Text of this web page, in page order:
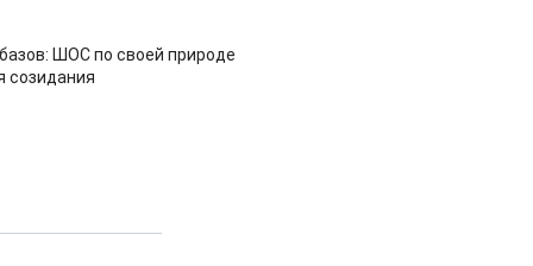
ШОС по своей природе
созидания